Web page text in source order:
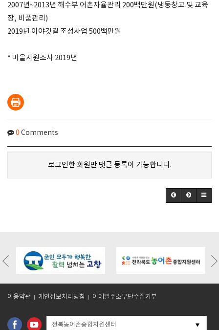
2007년~2013년 해수부 어촌자율관리 200백만원(냉동창고 및 교육
장, 비품관리)
2019년 이야깃길 조성사업 500백만원
* 마을자원조사 2019년
0 Comments
로그인한 회원만 댓글 등록이 가능합니다.
https://gochangmaeul.kr/bbs/board.php?
bo_table=m05_01&wr_id=10
bo_table=m05_01&wr_id=9
이용약관 개인정보처리방침 이메일주소무단수집거부
전북농어촌종합지원센터